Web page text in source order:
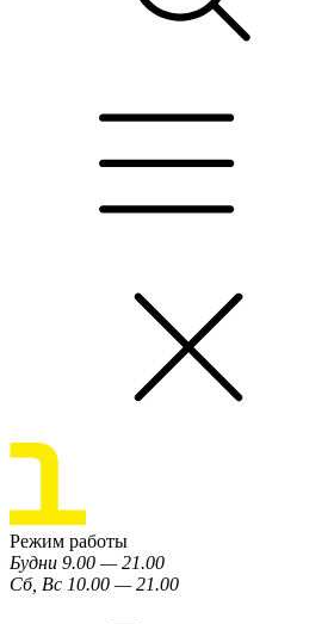
Режим работы
Будни 9.00 — 21.00
Сб, Вс 10.00 — 21.00